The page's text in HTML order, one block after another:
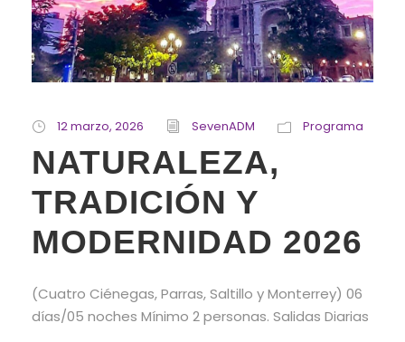
12 marzo, 2026 SevenADM Programa
NATURALEZA,
TRADICIÓN Y
MODERNIDAD 2026
(Cuatro Ciénegas, Parras, Saltillo y Monterrey) 06
días/05 noches Mínimo 2 personas. Salidas Diarias